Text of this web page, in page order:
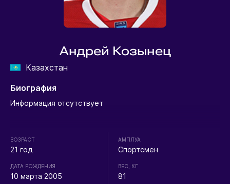
Андрей Козынец
Казахстан
Биография
Информация отсутствует
ВОЗРАСТ
21 год
ДАТА РОЖДЕНИЯ
10 марта 2005
АМПЛУА
Спортсмен
ВЕС, КГ
81